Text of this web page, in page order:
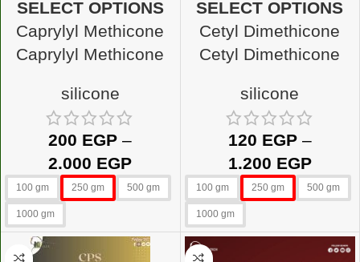
SELECT OPTIONS
Caprylyl Methicone
Caprylyl Methicone
silicone
200 EGP –
2.000 EGP
100 gm 250 gm 500 gm
1000 gm
SELECT OPTIONS
Cetyl Dimethicone
Cetyl Dimethicone
silicone
120 EGP –
1.200 EGP
100 gm 250 gm 500 gm
1000 gm